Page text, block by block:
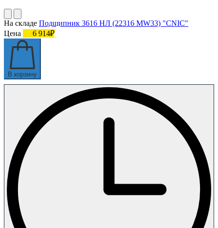
На складе Подшипник 3616 НЛ (22316 MW33) "CNIC"
Цена
6 914₽
В корзину